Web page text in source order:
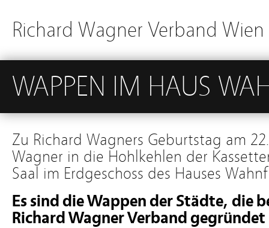
Richard Wagner Verband Wien
WAPPEN IM HAUS
Zu Richard Wagners Geburtstag am
Wagner in die Hohlkehlen der
Saal im Erdgeschoss des Hauses
Es sind die Wappen der Städte, die
Richard Wagner Verband